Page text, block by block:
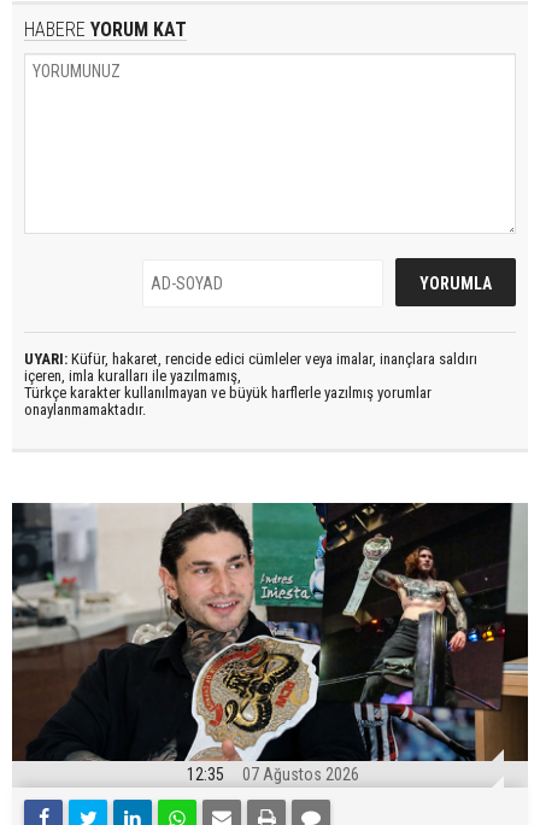
HABERE YORUM KAT
UYARI: Küfür, hakaret, rencide edici cümleler veya imalar, inançlara saldırı
içeren, imla kuralları ile yazılmamış,
Türkçe karakter kullanılmayan ve büyük harflerle yazılmış yorumlar
onaylanmamaktadır.
12:35 07 Ağustos 2026